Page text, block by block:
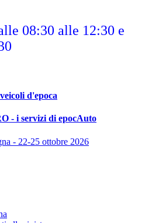
08:30 alle 12:30 e
d'epoca
- i servizi di epocAuto